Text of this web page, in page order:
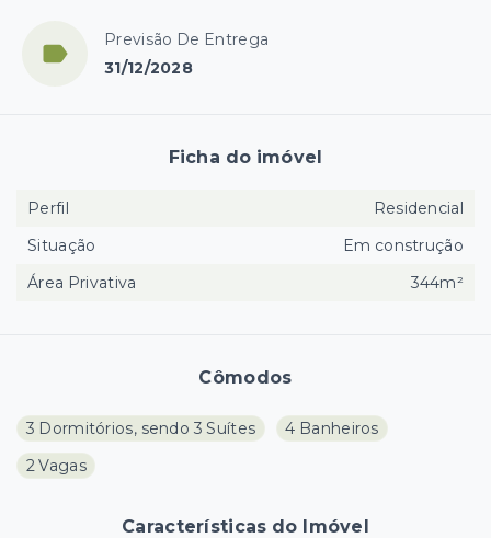
Previsão De Entrega
31/12/2028
Cômodos
3 Dormitórios, sendo 3 Suítes
4 Banheiros
2 Vagas
Características do Imóvel
Ficha do imóvel
Perfil
Residencial
Situação
Em construção
Área Privativa
344m²